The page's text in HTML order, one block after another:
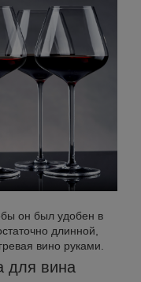
он был удобен в
длинной,
вино руками.
для вина